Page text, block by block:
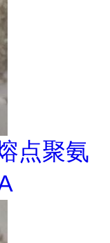
点聚氨